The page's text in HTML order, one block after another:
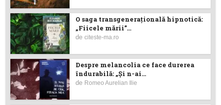
O saga transgenerațională hipnotică:
„Fiicele mării”...
deciteste-ma.ro
Despre melancolia ce face durerea
îndurabilă: „Și n-ai...
de Romeo Aurelian Ilie